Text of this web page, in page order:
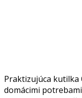
Praktizujúca kutilka
domácimi